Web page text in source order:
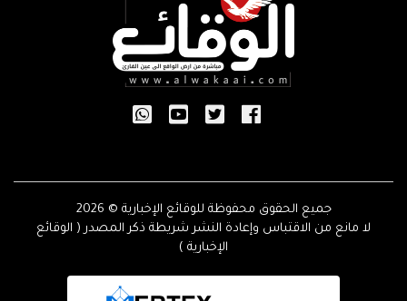
جميع الحقوق محفوظة للوقائع الإخبارية © 2026
لا مانع من الاقتباس وإعادة النشر شريطة ذكر المصدر ( الوقائع
الإخبارية )